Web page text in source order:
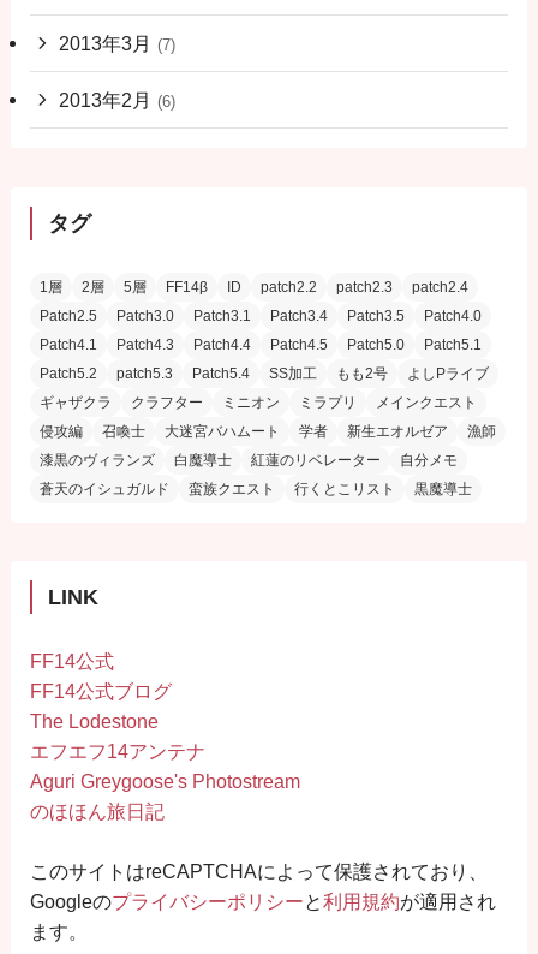
2013年3月 (7)
2013年2月 (6)
タグ
1層 2層 5層 FF14β ID patch2.2 patch2.3
patch2.4
Patch2.5
Patch3.0 Patch3.1 Patch3.4 Patch3.5
Patch4.0
Patch4.1
Patch4.3 Patch4.4 Patch4.5 Patch5.0
Patch5.1
Patch5.2
patch5.3 Patch5.4 SS加工 もも2号
よしPライブ
ギャザクラ
クラフター ミニオン ミラプリ
メインクエスト
侵攻編
召喚士 大迷宮バハムート 学者 新生エオルゼア
漁師
漆黒のヴィランズ
白魔導士 紅蓮のリベレーター
自分メモ
蒼天のイシュガルド
蛮族クエスト 行くとこリスト 黒魔導士
LINK
FF14公式
FF14公式ブログ
The Lodestone
エフエフ14アンテナ
Aguri Greygoose's Photostream
のほほん旅日記
このサイトはreCAPTCHAによって保護されており、
Googleのプライバシーポリシーと利用規約が適用され
ます。